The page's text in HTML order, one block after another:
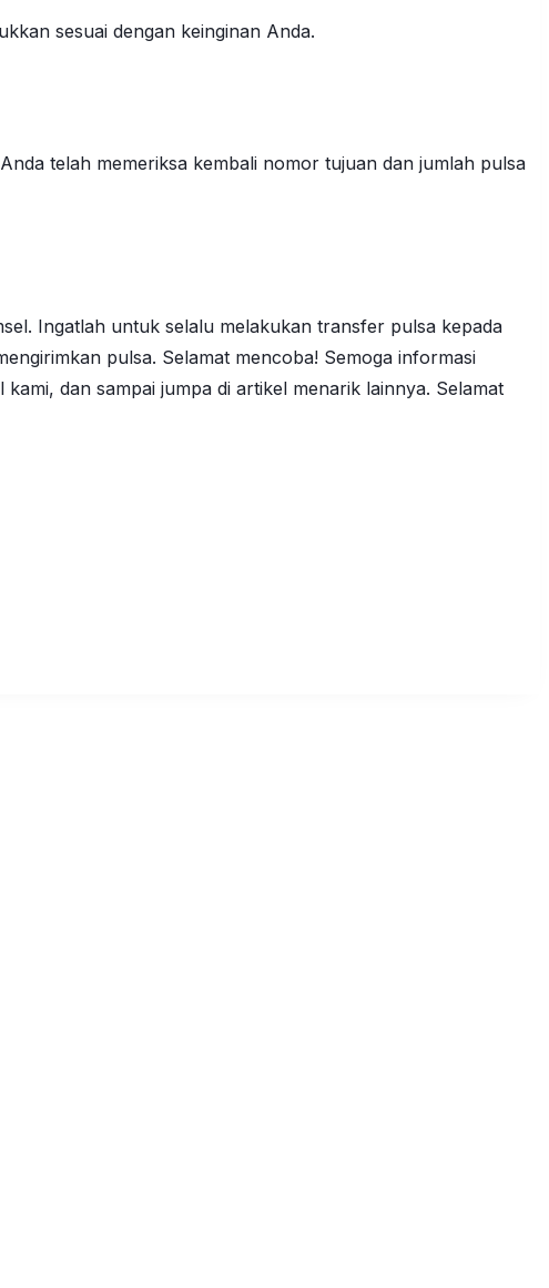
sesuai dengan keinginan Anda.
telah memeriksa kembali nomor tujuan dan jumlah pulsa
Ingatlah untuk selalu melakukan transfer pulsa kepada
pulsa. Selamat mencoba! Semoga informasi
dan sampai jumpa di artikel menarik lainnya. Selamat